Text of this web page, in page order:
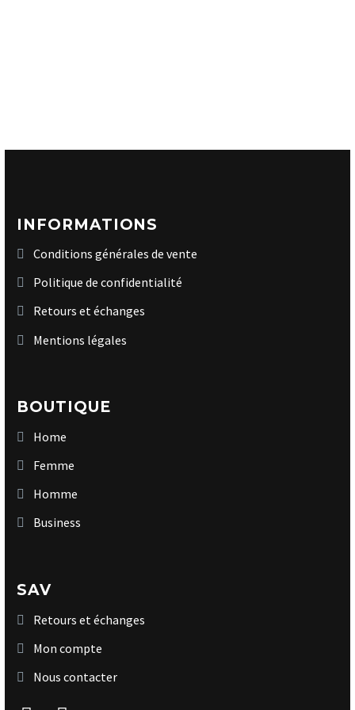
INFORMATIONS
Conditions générales de vente
Politique de confidentialité
Retours et échanges
Mentions légales
BOUTIQUE
Home
Femme
Homme
Business
SAV
Retours et échanges
Mon compte
Nous contacter